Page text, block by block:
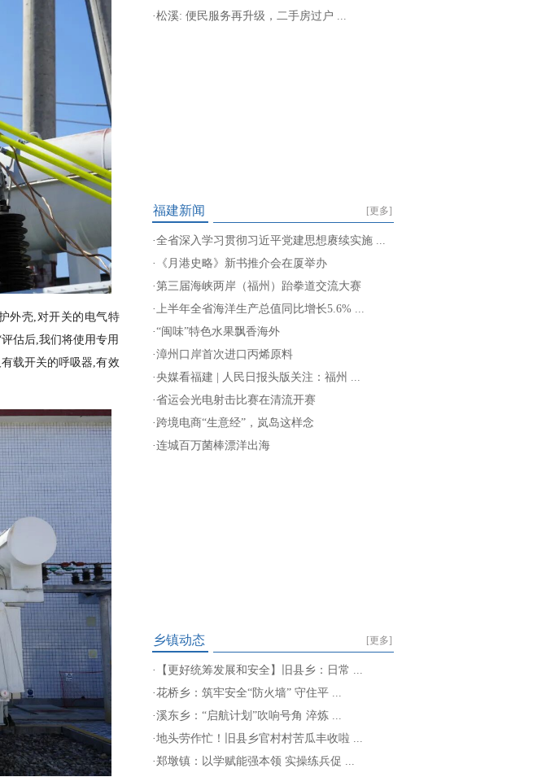
外壳,对开关的电气特
估后,我们将使用专用
载开关的呼吸器,有效
·松溪: 便民服务再升级，二手房过户 ...
[更多]
福建新闻
·全省深入学习贯彻习近平党建思想赓续实施 ...
· 《月港史略》新书推介会在厦举办
·第三届海峡两岸（福州）跆拳道交流大赛
·上半年全省海洋生产总值同比增长5.6% ...
·“闽味”特色水果飘香海外
·漳州口岸首次进口丙烯原料
·央媒看福建 | 人民日报头版关注：福州 ...
·省运会光电射击比赛在清流开赛
· 跨境电商“生意经”，岚岛这样念
·连城百万菌棒漂洋出海
[更多]
乡镇动态
· 【更好统筹发展和安全】旧县乡：日常 ...
·花桥乡：筑牢安全“防火墙” 守住平 ...
·溪东乡：“启航计划”吹响号角 淬炼 ...
·地头劳作忙！旧县乡官村村苦瓜丰收啦 ...
·郑墩镇：以学赋能强本领 实操练兵促 ...